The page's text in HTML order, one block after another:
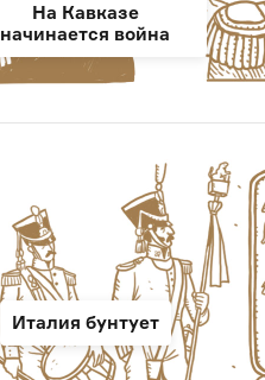
На Кавказе
начинается война
Италия бунтует